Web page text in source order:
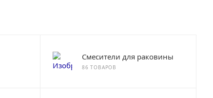
Смесители для раковины
86 ТОВАРОВ